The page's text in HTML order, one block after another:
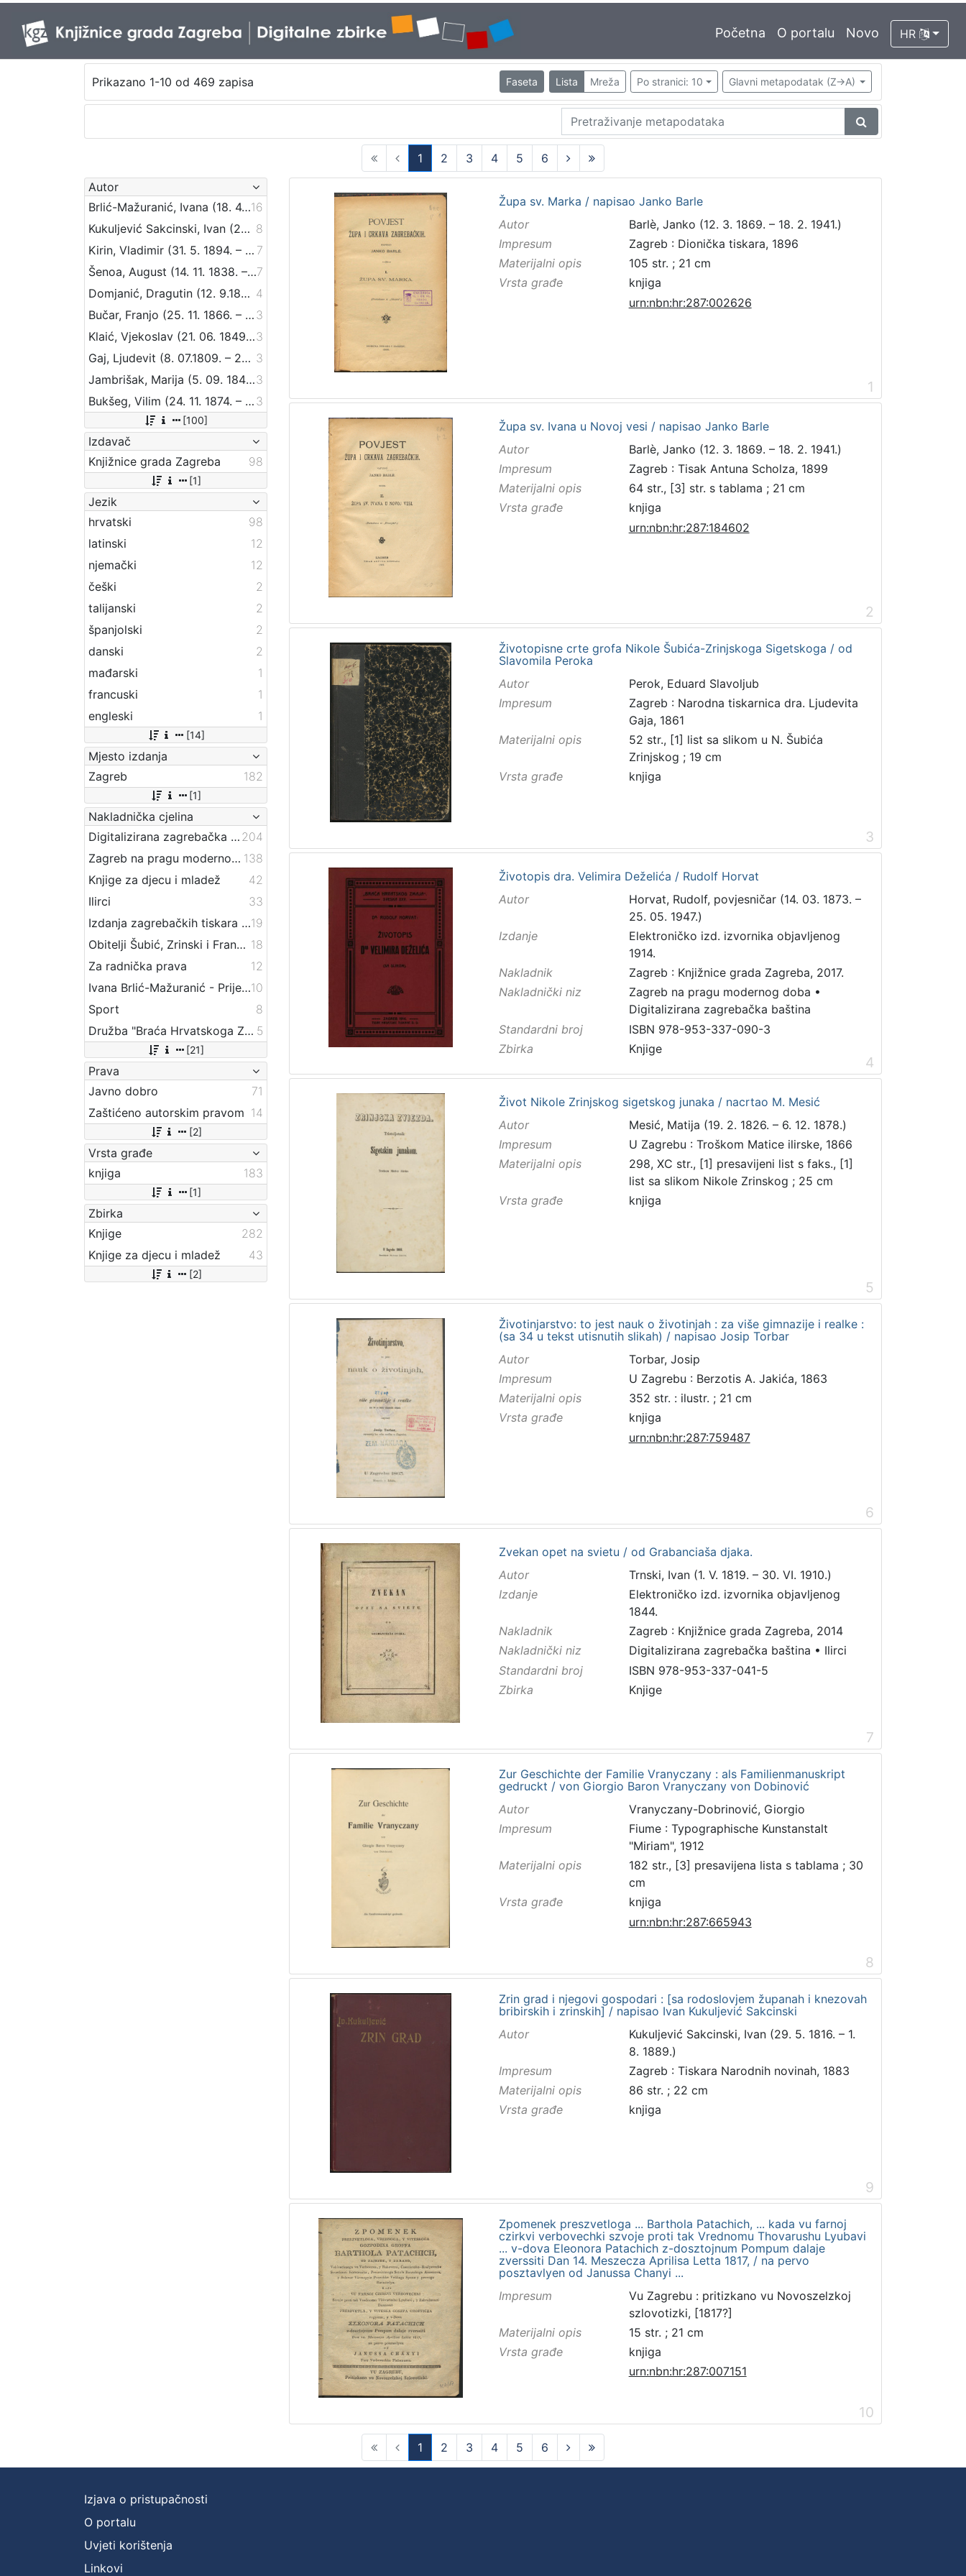
Početna O portalu Novo HR
Prikazano 1-10 od 469 zapisa Faseta Lista Mreža Po stranici: 10 Glavni metapodatak (Z->A)
1
(current)
2 3 4 5
6
Autor
Brlić-Mažuranić, Ivana (18. 4. 1874. – 21. 9. 1938.)16
Kukuljević Sakcinski, Ivan (29. 5. 1816. – 1. 8. 1889.) 8
Kirin, Vladimir (31. 5. 1894. – 5. 10. 1963.) 7
Šenoa, August (14. 11. 1838. – 13. 12. 1881.)7
Domjanić, Dragutin (12. 9.1875. – 07. 6.1933.) 4
Bučar, Franjo (25. 11. 1866. – 26. 12. 1946.) 3
Klaić, Vjekoslav (21. 06. 1849. – 01. 07. 1928.)3
Gaj, Ljudevit (8. 07.1809. – 20. 04.1872.) 3
Jambrišak, Marija (5. 09. 1847 – 23. 01. 1937)3
Bukšeg, Vilim (24. 11. 1874. – 1. 03. 1924.) 3
[100]
Izdavač
Knjižnice grada Zagreba
98
[1]
Jezik
hrvatski
98
latinski
12
njemački
12
češki
2
talijanski
2
španjolski
2
danski
2
mađarski
1
francuski
1
engleski
1
[14]
Mjesto izdanja
Zagreb
182
[1]
Nakladnička cjelina
Digitalizirana zagrebačka baština 204
Zagreb na pragu modernog doba 138
Knjige za djecu i mladež
42
Ilirci
33
Izdanja zagrebačkih tiskara 17. i 18. stoljeća19
Obitelji Šubić, Zrinski i Frankopan 18
Za radnička prava
12
Ivana Brlić-Mažuranić - Prijevodi10
Sport
8
Družba "Braća Hrvatskoga Zmaja" 5
[21]
Prava
Javno dobro
71
Zaštićeno autorskim pravom 14
[2]
Vrsta građe
knjiga
183
[1]
Zbirka
Knjige
282
Knjige za djecu i mladež
43
[2]
Župa sv. Marka / napisao Janko Barle
Autor
Barlè, Janko (12. 3. 1869. – 18. 2. 1941.)
Impresum
Zagreb : Dionička tiskara, 1896
Materijalni opis
105 str. ; 21 cm
Vrsta građe
knjiga
urn:nbn:hr:287:002626
1
Župa sv. Ivana u Novoj vesi / napisao Janko Barle
Autor
Barlè, Janko (12. 3. 1869. – 18. 2. 1941.)
Impresum
Zagreb : Tisak Antuna Scholza, 1899
Materijalni opis
64 str., [3] str. s tablama ; 21 cm
Vrsta građe
knjiga
urn:nbn:hr:287:184602
2
Životopisne crte grofa Nikole Šubića-Zrinjskoga Sigetskoga / od
Slavomila Peroka
Autor
Perok, Eduard Slavoljub
Impresum
Zagreb : Narodna tiskarnica dra. Ljudevita
Gaja, 1861
Materijalni opis
52 str., [1] list sa slikom u N. Šubića
Zrinjskog ; 19 cm
Vrsta građe
knjiga
3
Životopis dra. Velimira Deželića / Rudolf Horvat
Autor
Horvat, Rudolf, povjesničar (14. 03. 1873. –
25. 05. 1947.)
Izdanje
Elektroničko izd. izvornika objavljenog
1914.
Nakladnik
Zagreb : Knjižnice grada Zagreba, 2017.
Nakladnički niz
Zagreb na pragu modernog doba •
Digitalizirana zagrebačka baština
Standardni broj
ISBN 978-953-337-090-3
Zbirka
Knjige
4
Život Nikole Zrinjskog sigetskog junaka / nacrtao M. Mesić
Autor
Mesić, Matija (19. 2. 1826. – 6. 12. 1878.)
Impresum
U Zagrebu : Troškom Matice ilirske, 1866
Materijalni opis
298, XC str., [1] presavijeni list s faks., [1]
list sa slikom Nikole Zrinskog ; 25 cm
Vrsta građe
knjiga
5
Životinjarstvo: to jest nauk o životinjah : za više gimnazije i realke :
(sa 34 u tekst utisnutih slikah) / napisao Josip Torbar
Autor
Torbar, Josip
Impresum
U Zagrebu : Berzotis A. Jakića, 1863
Materijalni opis
352 str. : ilustr. ; 21 cm
Vrsta građe
knjiga
urn:nbn:hr:287:759487
6
Zvekan opet na svietu / od Grabanciaša djaka.
Autor
Trnski, Ivan (1. V. 1819. – 30. VI. 1910.)
Izdanje
Elektroničko izd. izvornika objavljenog
1844.
Nakladnik
Zagreb : Knjižnice grada Zagreba, 2014
Nakladnički niz
Digitalizirana zagrebačka baština • Ilirci
Standardni broj
ISBN 978-953-337-041-5
Zbirka
Knjige
7
Zur Geschichte der Familie Vranyczany : als Familienmanuskript
gedruckt / von Giorgio Baron Vranyczany von Dobinović
Autor
Vranyczany-Dobrinović, Giorgio
Impresum
Fiume : Typographische Kunstanstalt
"Miriam", 1912
Materijalni opis
182 str., [3] presavijena lista s tablama ; 30
cm
Vrsta građe
knjiga
urn:nbn:hr:287:665943
8
Zrin grad i njegovi gospodari : [sa rodoslovjem županah i knezovah
bribirskih i zrinskih] / napisao Ivan Kukuljević Sakcinski
Autor
Kukuljević Sakcinski, Ivan (29. 5. 1816. – 1.
8. 1889.)
Impresum
Zagreb : Tiskara Narodnih novinah, 1883
Materijalni opis
86 str. ; 22 cm
Vrsta građe
knjiga
9
Zpomenek preszvetloga ... Barthola Patachich, ... kada vu farnoj
czirkvi verbovechki szvoje proti tak Vrednomu Thovarushu Lyubavi
... v-dova Eleonora Patachich z-dosztojnum Pompum dalaje
zverssiti Dan 14. Meszecza Aprilisa Letta 1817, / na pervo
posztavlyen od Janussa Chanyi ...
Impresum
Vu Zagrebu : pritizkano vu Novoszelzkoj
szlovotizki, [1817?]
Materijalni opis
15 str. ; 21 cm
Vrsta građe
knjiga
urn:nbn:hr:287:007151
10
1
(current)
2 3 4 5 6
Izjava o pristupačnosti
O portalu
Uvjeti korištenja
Linkovi